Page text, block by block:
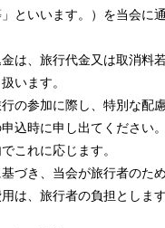
」といいます。）を当会に
は、旅行代金又は取消料
います。
の参加に際し、特別な配
込時に申し出てください
これに応じます。
づき、当会が旅行者のた
は、旅行者の負担とします